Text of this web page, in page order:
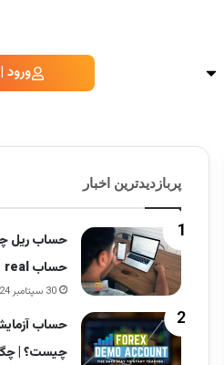
ورود
پربازدیدترین اخبار
حساب ریل
حساب real
30 سپتامبر 2024
چیست؟ |